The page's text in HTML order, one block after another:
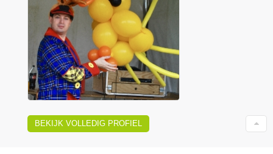
BEKIJK VOLLEDIG PROFIEL